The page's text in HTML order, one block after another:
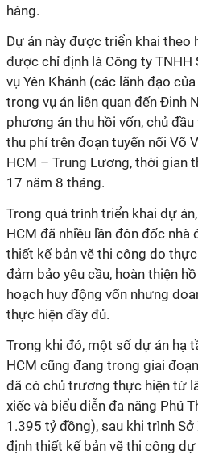
hàng.
Dự án này được triển khai theo
được chỉ định là Công ty
vụ Yên Khánh (các lãnh đạo
trong vụ án liên quan đến Đinh
phương án thu hồi vốn, chủ
thu phí trên đoạn tuyến nối Võ
HCM – Trung Lương, thời gian
17 năm 8 tháng.
Trong quá trình triển khai dự
HCM đã nhiều lần đôn đốc nhà
thiết kế bản vẽ thi công do
đảm bảo yêu cầu, hoàn thiện
hoạch huy động vốn nhưng
thực hiện đầy đủ.
Trong khi đó, một số dự án hạ
HCM cũng đang trong giai
đã có chủ trương thực hiện từ
xiếc và biểu diễn đa năng Phú
1.395 tỷ đồng), sau khi trình
định thiết kế bản vẽ thi công